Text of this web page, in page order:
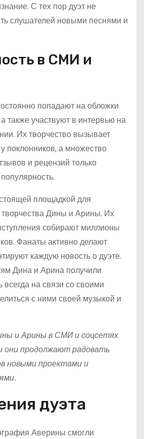
С тех пор дуэт не
слушателей новыми песнями и
в СМИ и
попадают на обложки
также участвуют в интервью на
Их творчество вызывает
поклонников, а множество
и рецензий только
площадкой для
творчества Дины и Арины. Их
собирают миллионы
Фанаты активно делают
каждую новость о дуэте.
Дина и Арина получили
на связи со своими
с ними своей музыкой и
и Арины в СМИ и соцсетях
они продолжают радовать
новыми проектами и
дуэта
Аверины смогли